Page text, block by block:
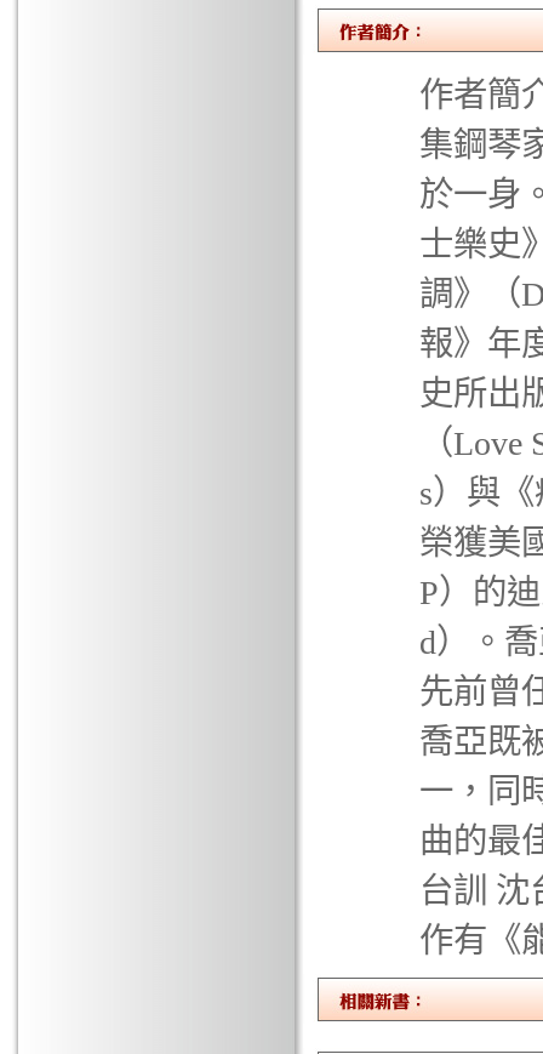
作者簡
集鋼琴
於一身
士樂史
調》（
報》年
史所出
（
s）與
榮獲美
P）的
d）。
先前曾
喬亞既
一，同
曲的最
台訓 沈
作有《